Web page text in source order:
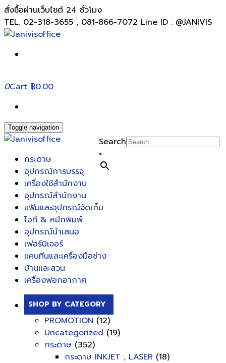
สั่งซื้อผ่านเว็บไซต์ 24 ชั่วโมง
TEL. 02-318-3655 , 081-866-7072 Line ID : @JANIVIS
0Cart ฿0.00
Toggle navigation
Search
×
กระดาษ
อุปกรณ์การบรรจุ
เครื่องใช้สำนักงาน
อุปกรณ์สำนักงาน
แฟ้มและอุปกรณ์จัดเก็บ
ไอที & หมึกพิมพ์
อุปกรณ์นำเสนอ
เฟอร์นิเจอร์
แคนทีนและเครื่องมือช่าง
บ้านและสวน
เครื่องฟอกอากาศ
SHOP BY CATEGORY
PROMOTION (12)
Uncategorized (19)
กระดาษ (352)
กระดาษ INKJET , LASER (18)